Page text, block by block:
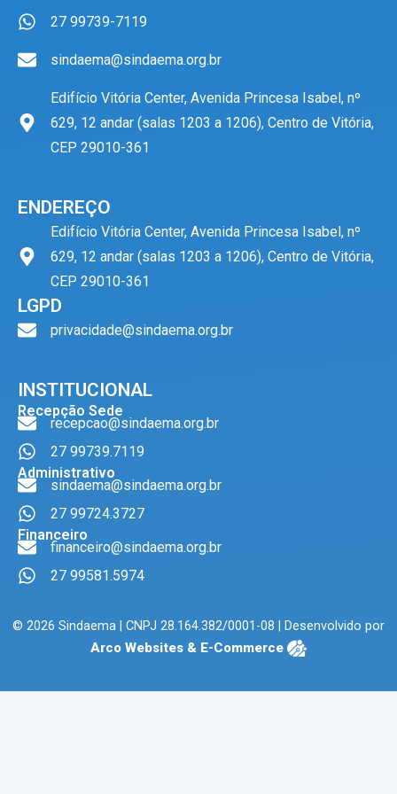
27 99739-7119
sindaema@sindaema.org.br
Edifício Vitória Center, Avenida Princesa Isabel, nº
629, 12 andar (salas 1203 a 1206), Centro de Vitória,
CEP 29010-361
ENDEREÇO
Edifício Vitória Center, Avenida Princesa Isabel, nº
629, 12 andar (salas 1203 a 1206), Centro de Vitória,
CEP 29010-361
LGPD
privacidade@sindaema.org.br
INSTITUCIONAL
Recepção Sede
recepcao@sindaema.org.br
27 99739.7119
Administrativo
sindaema@sindaema.org.br
27 99724.3727
Financeiro
financeiro@sindaema.org.br
27 99581.5974
© 2026 Sindaema | CNPJ 28.164.382/0001-08 | Desenvolvido por
Arco Websites & E-Commerce